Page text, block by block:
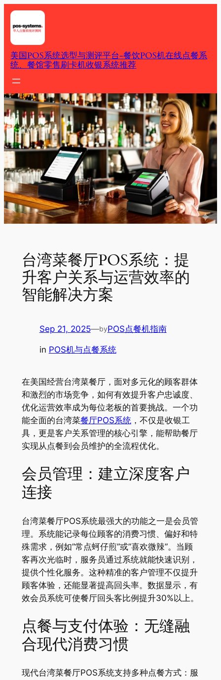
Skip
content
美国POS系统选型与测评平台-餐饮POS机在线点餐系
统、餐馆零售刷卡机收银系统推荐
台湾菜餐厅POS系统：提
升客户关系与运营效率的
智能解决方案
Sep 21, 2025—byPOS点餐机指南
in POS机与点餐系统
在美国经营台湾菜餐厅，面对多元化的顾客群体
和激烈的市场竞争，如何有效提升客户忠诚度、
优化运营效率成为每位老板的首要挑战。一个功
能全面的台湾菜餐厅POS系统，不仅是收银工
具，更是客户关系管理的核心引擎，能帮助餐厅
实现从点餐到会员维护的全流程优化。
会员管理：建立深度客户
连接
台湾菜餐厅POS系统最强大的功能之一是会员管
理。系统能记录每位顾客的消费习惯、偏好和特
殊需求，例如”常点蚵仔煎”或”喜欢微辣”。当顾
客再次光临时，服务员通过系统就能快速识别，
提供个性化服务。这种精准的客户管理不仅提升
顾客体验，还能显著提高回头率。数据显示，有
效会员系统可使餐厅回头客比例提升30%以上。
点餐与支付体验：无缝融
合现代消费习惯
现代台湾菜餐厅POS系统支持多种点餐方式：服